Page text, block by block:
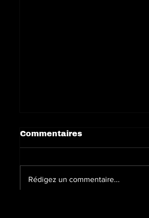
Commentaires
Rédigez un commentaire...